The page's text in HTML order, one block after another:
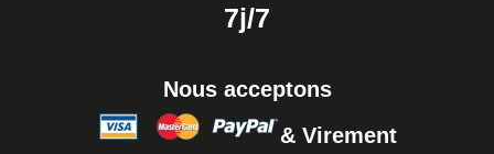
7j/7
Nous acceptons
& Virement